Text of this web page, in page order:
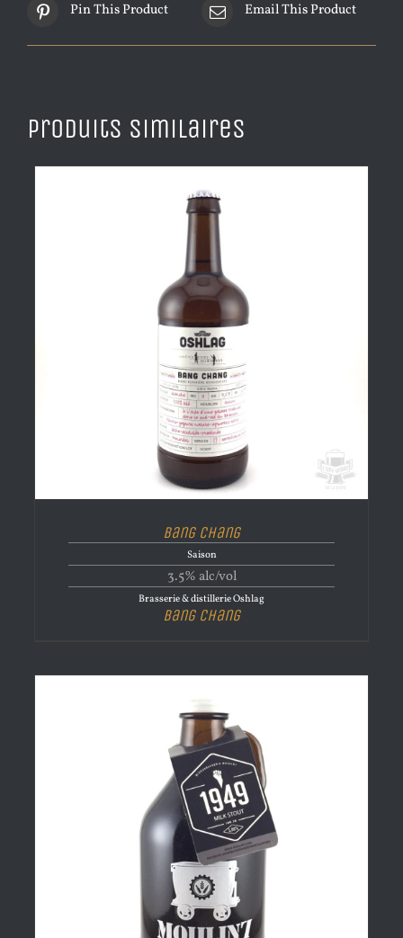
Pin This Product Email This Product
Produits similaires
Bang Chang
Saison
3.5% alc/vol
Brasserie & distillerie Oshlag
Bang Chang